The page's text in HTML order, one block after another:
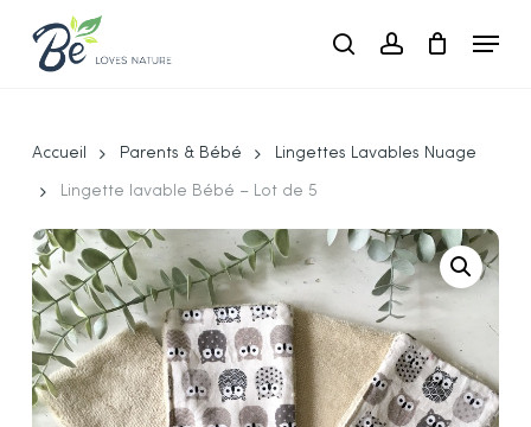
searchaccount
Menu
Accueil Parents & Bébé Lingettes Lavables Nuage
Lingette lavable Bébé – Lot de 5